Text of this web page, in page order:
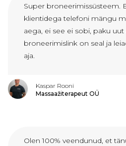
Super broneerimissüsteem.
klientidega telefoni mängu
aega, ei see ei sobi, paku
broneerimislink on seal ja
aja.
Kaspar Rooni
Massaažiterapeut OÜ
Olen 100% veendunud, et